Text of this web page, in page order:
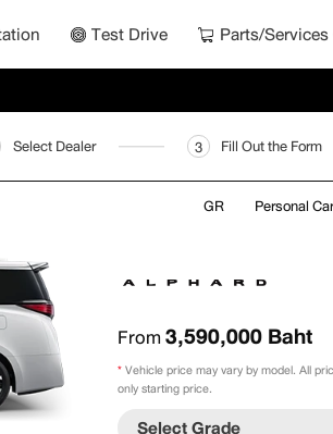
Test Drive Parts/
Select Dealer 3 Fill Out the Form
GR Personal
From3,590,000Baht
*Vehicle price may vary by model. All
only starting price.